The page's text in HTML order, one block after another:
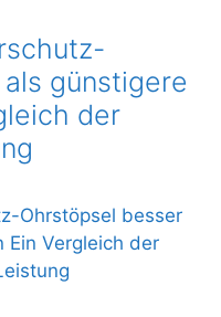
günstigere
der